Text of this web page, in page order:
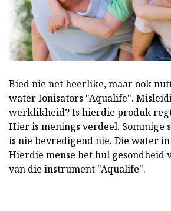
Bied nie net heerlike, maar ook
water Ionisators "Aqualife".
werklikheid? Is hierdie produk
Hier is menings verdeel. Sommige
is nie bevredigend nie. Die water
Hierdie mense het hul gesondheid
van die instrument "Aqualife".